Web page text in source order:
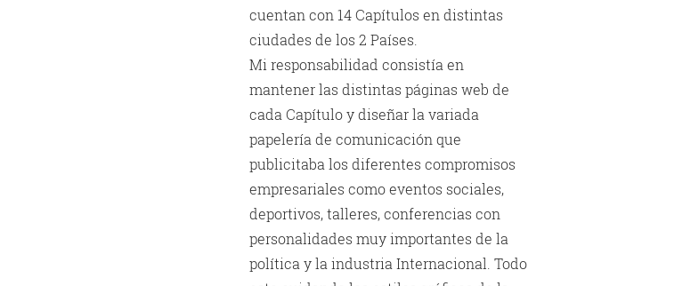
cuentan con 14 Capítulos en distintas
ciudades de los 2 Países.
Mi responsabilidad consistía en
mantener las distintas páginas web de
cada Capítulo y diseñar la variada
papelería de comunicación que
publicitaba los diferentes compromisos
empresariales como eventos sociales,
deportivos, talleres, conferencias con
personalidades muy importantes de la
política y la industria Internacional. Todo